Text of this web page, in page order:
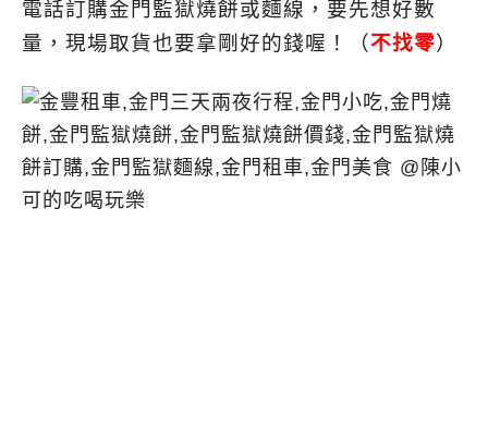
電話訂購金門監獄燒餅或麵線，要先想好數
量，現場取貨也要拿剛好的錢喔！（不找零）